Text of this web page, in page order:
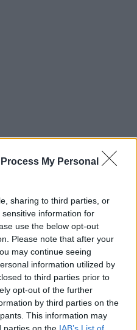
My Personal
sharing to third parties, or
information for
use the below opt-out
Please note that after your
may continue seeing
information utilized by
to third parties prior to
opt-out of the further
by third parties on the
This information may
parties on the IAB’s List of